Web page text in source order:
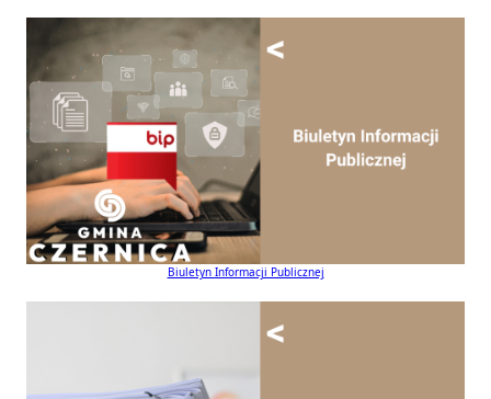
Biuletyn Informacji Publicznej